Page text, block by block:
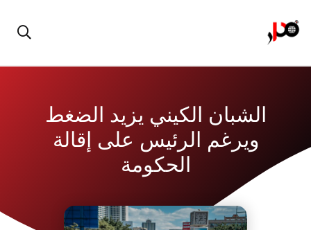
الشبان الكيني يزيد الضغط
ويرغم الرئيس على إقالة
الحكومة